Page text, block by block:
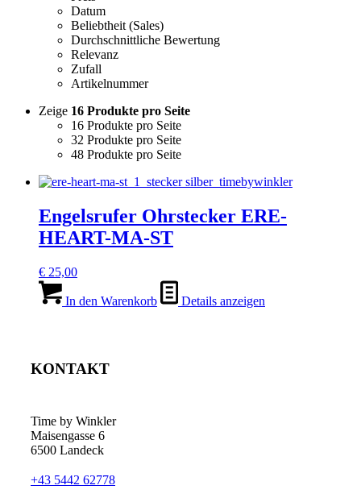
Datum
Beliebtheit (Sales)
Durchschnittliche Bewertung
Relevanz
Zufall
Artikelnummer
Zeige 16 Produkte pro Seite
16 Produkte pro Seite
32 Produkte pro Seite
48 Produkte pro Seite
Engelsrufer Ohrstecker ERE-
HEART-MA-ST
€ 25,00
In den Warenkorb Details anzeigen
KONTAKT
Time by Winkler
Maisengasse 6
6500 Landeck
+43 5442 62778